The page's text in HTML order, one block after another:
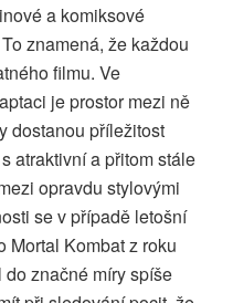
a komiksové
znamená, že každou
filmu. Ve
je prostor mezi ně
dostanou příležitost
atraktivní a přitom stále
opravdu stylovými
se v případě letošní
Mortal Kombat z roku
značné míry spíše